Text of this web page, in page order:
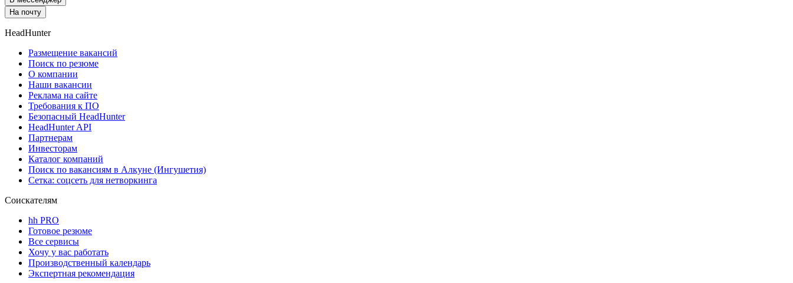
На почту
HeadHunter
Размещение вакансий
Поиск по резюме
О компании
Наши вакансии
Реклама на сайте
Требования к ПО
Безопасный HeadHunter
HeadHunter API
Партнерам
Инвесторам
Каталог компаний
Поиск по вакансиям в Алкуне (Ингушетия)
Сетка: соцсеть для нетворкинга
Соискателям
hh PRO
Готовое резюме
Все сервисы
Хочу у вас работать
Производственный календарь
Экспертная рекомендация